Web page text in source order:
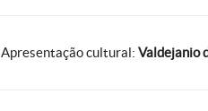
Apresentação cultural: Valdejanio